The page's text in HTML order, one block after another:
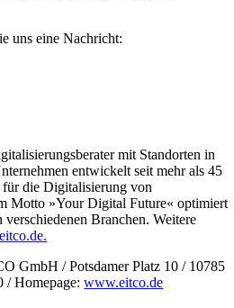
uns eine Nachricht:
mit Standorten in
entwickelt seit mehr als 45
die Digitalisierung von
Motto »Your Digital Future« optimiert
Branchen. Weitere
eitco.de.
GmbH / Potsdamer Platz 10 / 10785
/ Homepage:www.eitco.de